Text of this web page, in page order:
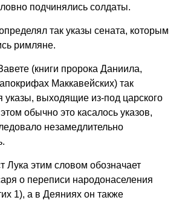
подчинялись солдаты.
так указы сената, которым
римляне.
(книги пророка Даниила,
Маккавейских) так
указы, выходящие из-под царского
обычно это касалось указов,
незамедлительно
Лука этим словом обозначает
о переписи народонаселения
1), а в Деяниях он также